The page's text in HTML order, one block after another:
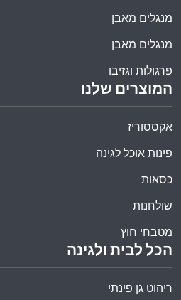
הכל לבית ולגינה
ריהוט גן פינתי
המוצרים שלנו
אקססוריז
פינות אוכל לגינה
כסאות
שולחנות
מטבחי חוץ
מנגלים מאבן
מנגלים מאבן
פרגולות וגזיבו